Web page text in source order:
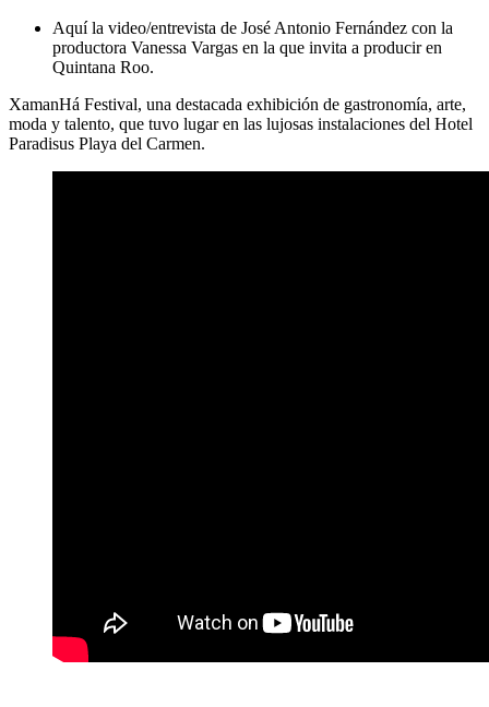
Aquí la video/entrevista de José Antonio Fernández con la
productora Vanessa Vargas en la que invita a producir en
Quintana Roo.
XamanHá Festival, una destacada exhibición de gastronomía, arte,
moda y talento, que tuvo lugar en las lujosas instalaciones del Hotel
Paradisus Playa del Carmen.